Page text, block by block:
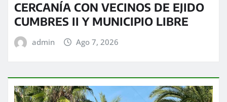
CERCANÍA CON VECINOS DE EJIDO
CUMBRES II Y MUNICIPIO LIBRE
admin Ago 7, 2026